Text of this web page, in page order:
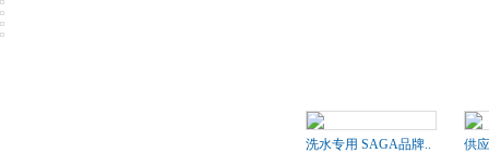
洗水专用 SAGA品牌..
供